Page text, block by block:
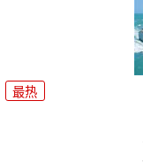
最热